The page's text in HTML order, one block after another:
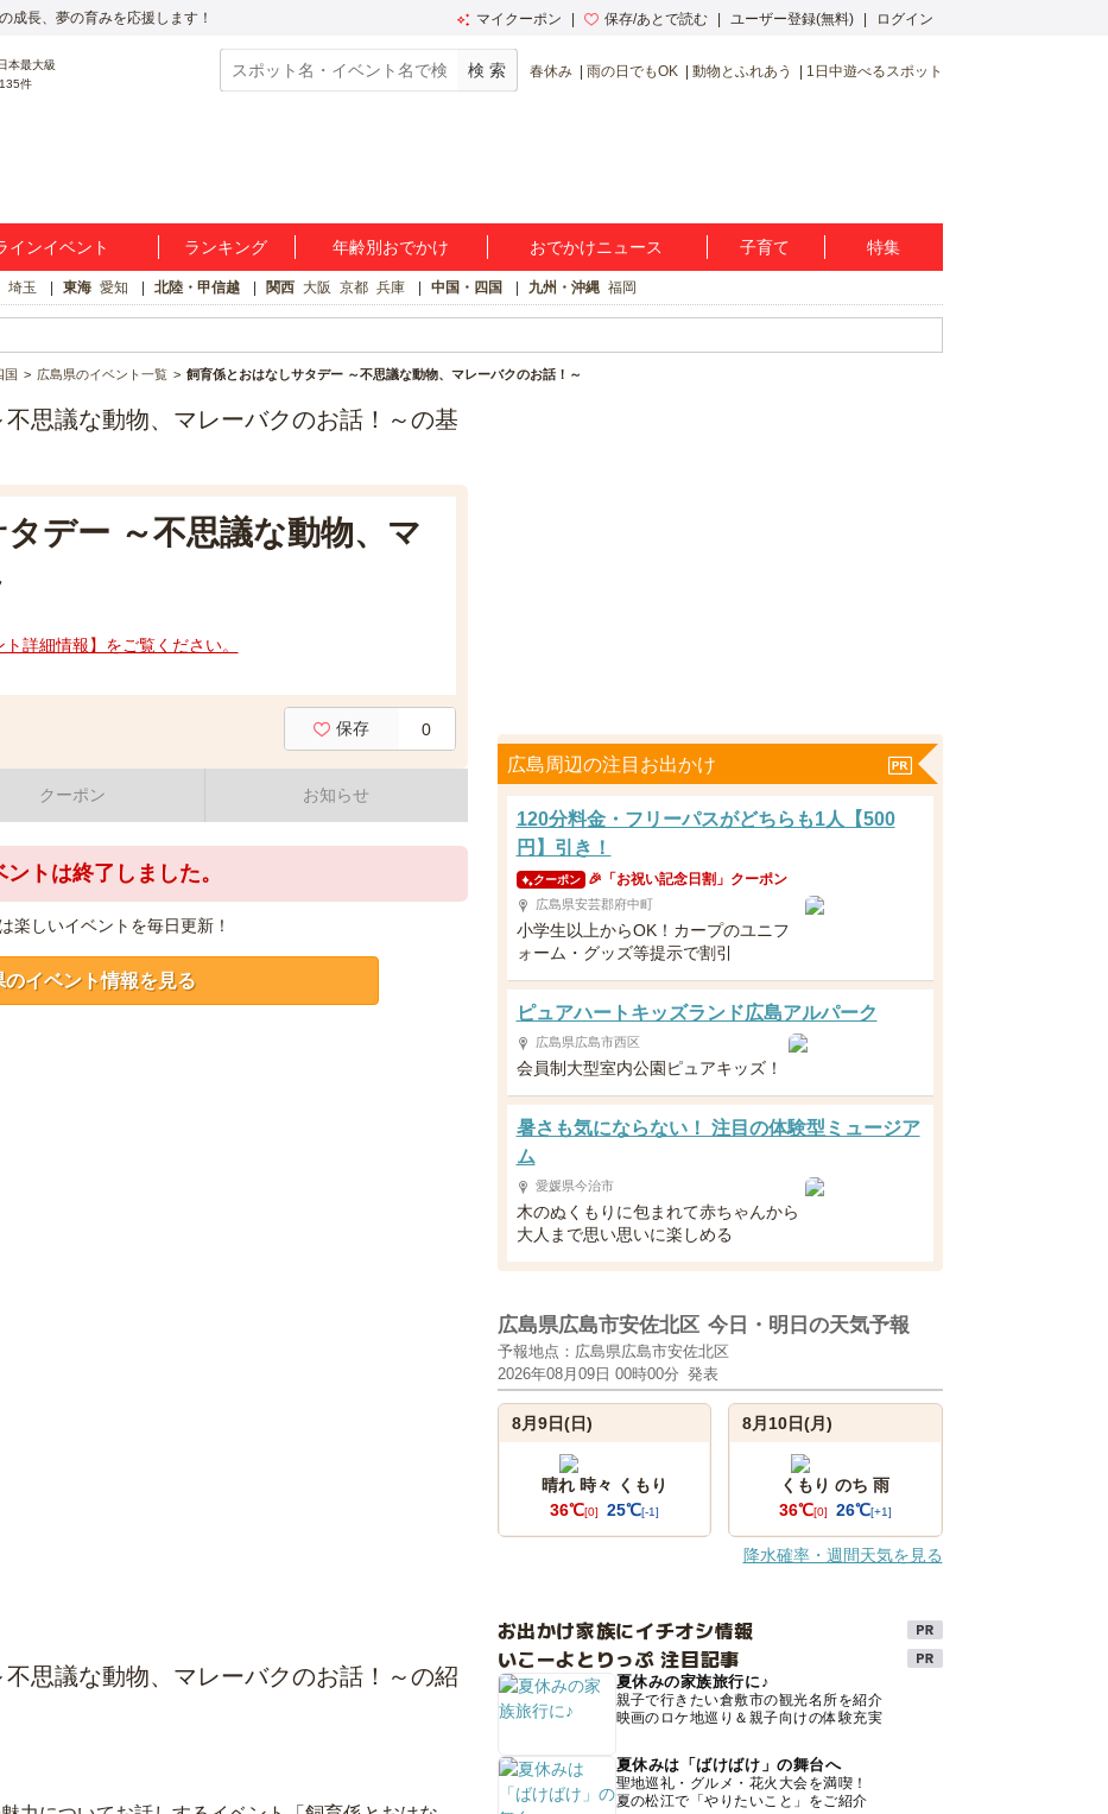
成長、夢の育みを応援します！ マイクーポン 保存/あとで読む ユーザー登録(無料) ログイン
件
春休み 雨の日でもOK 動物とふれあう 1日中遊べるスポット
インイベント ランキング 年齢別おでかけ おでかけニュース 子育て 特集
埼玉 東海 愛知 北陸・甲信越 関西 大阪 京都 兵庫 中国・四国 九州・沖縄 福岡
国 広島県のイベント一覧 飼育係とおはなしサタデー ～不思議な動物、マレーバクのお話！～
思議な動物、マレーバクのお話！～の基
デー ～不思議な動物、マ
詳細情報】をご覧ください。
保存 0
クーポン お知らせ
ントは終了しました。
楽しいイベントを毎日更新！
のイベント情報を見る
思議な動物、マレーバクのお話！～の紹
広島周辺の注目お出かけ
120分料金・フリーパスがどちらも1人【500
円】引き！
クーポン 🎉「お祝い記念日割」クーポン
広島県安芸郡府中町
小学生以上からOK！カープのユニフ
ォーム・グッズ等提示で割引
ピュアハートキッズランド広島アルパーク
広島県広島市西区
会員制大型室内公園ピュアキッズ！
暑さも気にならない！ 注目の体験型ミュージア
ム
愛媛県今治市
木のぬくもりに包まれて赤ちゃんから
大人まで思い思いに楽しめる
広島県広島市安佐北区 今日・明日の天気予報
予報地点：広島県広島市安佐北区
2026年08月09日 00時00分 発表
8月9日(日)
晴れ 時々 くもり
36℃[0] 25℃[-1]
8月10日(月)
くもり のち 雨
36℃[0] 26℃[+1]
降水確率・週間天気を見る
お出かけ家族にイチオシ情報
いこーよとりっぷ 注目記事
夏休みの家族旅行に♪
親子で行きたい倉敷市の観光名所を紹介
映画のロケ地巡り＆親子向けの体験充実
夏休みは「ばけばけ」の舞台へ
聖地巡礼・グルメ・花火大会を満喫！
夏の松江で「やりたいこと」をご紹介